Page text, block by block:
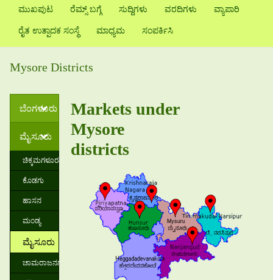
ಮುಖಪುಟ ರೆಮ್ಸ್ ಬಗ್ಗೆ ಸುದ್ದಿಗಳು ವರದಿಗಳು ವ್ಯಾಪಾರಿ
ರೈತ ಉತ್ಪಾದಕ ಸಂಸ್ಥೆ ಮಾಧ್ಯಮ ಸಂಪರ್ಕಿಸಿ
Mysore Districts
ಬೆಂಗಳೂರು
ಮೈಸೂರು
ಚಿಕ್ಕಮಗಳೂರು
ಕೊಡಗು
ಹಾಸನ
ಮಂಡ್ಯ
ಮೈಸೂರು
ಚಾಮರಾಜನಗರ
Markets under
Mysore
districts